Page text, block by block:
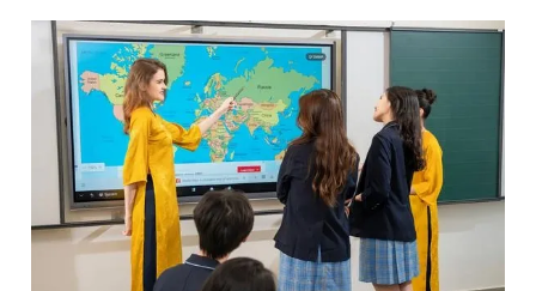
bản. Phát triển bởi ePi Technologies, JSC.